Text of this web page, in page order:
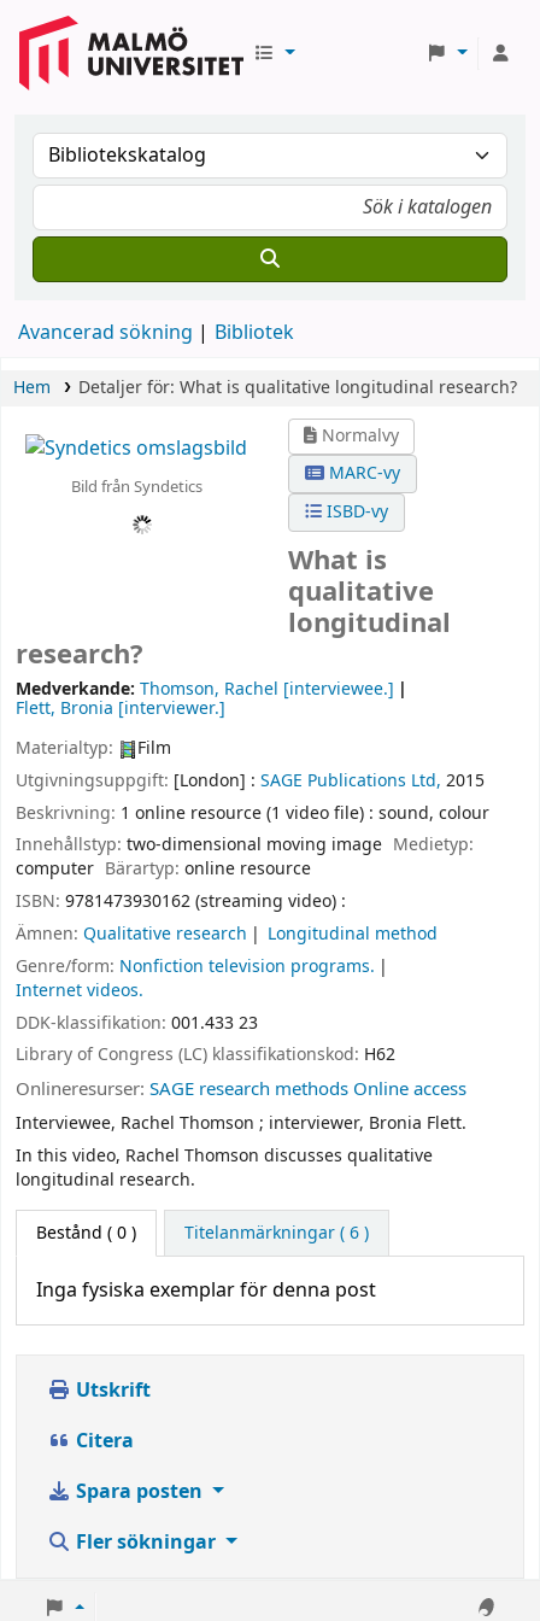
Avancerad sökning Bibliotek
Hem Detaljer för: What is qualitative longitudinal research?
Bild från Syndetics
Normalvy
MARC-vy
ISBD-vy
What is
qualitative
longitudinal
research?
Medverkande: Thomson, Rachel [interviewee.]
Flett, Bronia [interviewer.]
Materialtyp:
Film
Utgivningsuppgift: [London] : SAGE Publications Ltd, 2015
Beskrivning: 1 online resource (1 video file) : sound, colour
Innehållstyp: two-dimensional moving image Medietyp:
computer Bärartyp:online resource
ISBN: 9781473930162 (streaming video) :
Ämnen: Qualitative research
Longitudinal method
Genre/form: Nonfiction television programs.
Internet videos.
DDK-klassifikation: 001.433 23
Library of Congress (LC) klassifikationskod: H62
Onlineresurser: SAGE research methods Online access
Interviewee, Rachel Thomson ; interviewer, Bronia Flett.
In this video, Rachel Thomson discusses qualitative
longitudinal research.
Bestånd ( 0 ) Titelanmärkningar ( 6 )
Inga fysiska exemplar för denna post
Utskrift
Citera
Spara posten
Fler sökningar